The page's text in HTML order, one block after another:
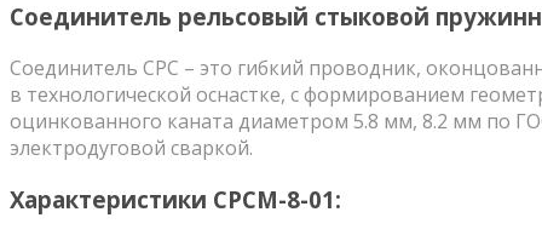
Соединитель рельсовый стыковой
Соединитель СРС – это гибкий проводник,
в технологической оснастке, с формированием
оцинкованного каната диаметром 5.8 мм, 8.2 мм по
электродуговой сваркой.
Характеристики СРСМ-8-01: